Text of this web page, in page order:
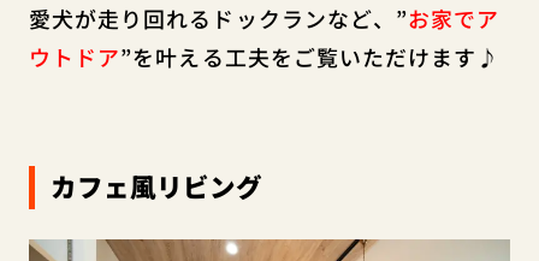
愛犬が走り回れるドックランなど、”お家でア
ウトドア”を叶える工夫をご覧いただけます♪
カフェ風リビング